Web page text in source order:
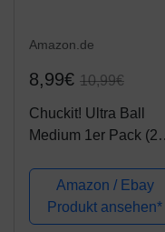
Amazon.de
8,99€ 10,99€
Chuckit! Ultra Ball
Medium 1er Pack (2
Amazon / Ebay
Produkt ansehen*